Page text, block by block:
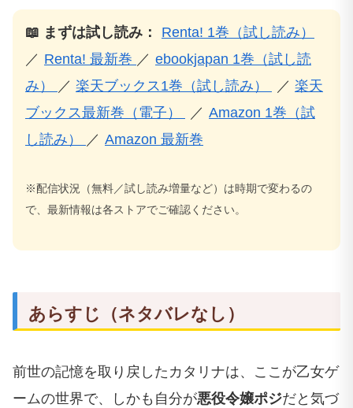
📖 まずは試し読み：
Renta! 1巻（試し読み）
／ Renta! 最新巻 ／ ebookjapan 1巻（試し読
み）
／ 楽天ブックス1巻（試し読み） ／ 楽天
ブックス最新巻（電子）
／ Amazon 1巻（試
し読み）
／ Amazon 最新巻
※配信状況（無料／試し読み増量など）は時期で変わるの
で、最新情報は各ストアでご確認ください。
あらすじ（ネタバレなし）
前世の記憶を取り戻したカタリナは、ここが乙女ゲ
ームの世界で、しかも自分が悪役令嬢ポジだと気づ